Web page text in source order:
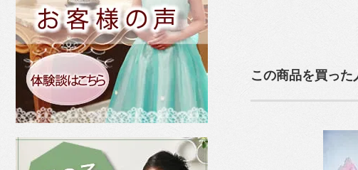
この商品を買っ